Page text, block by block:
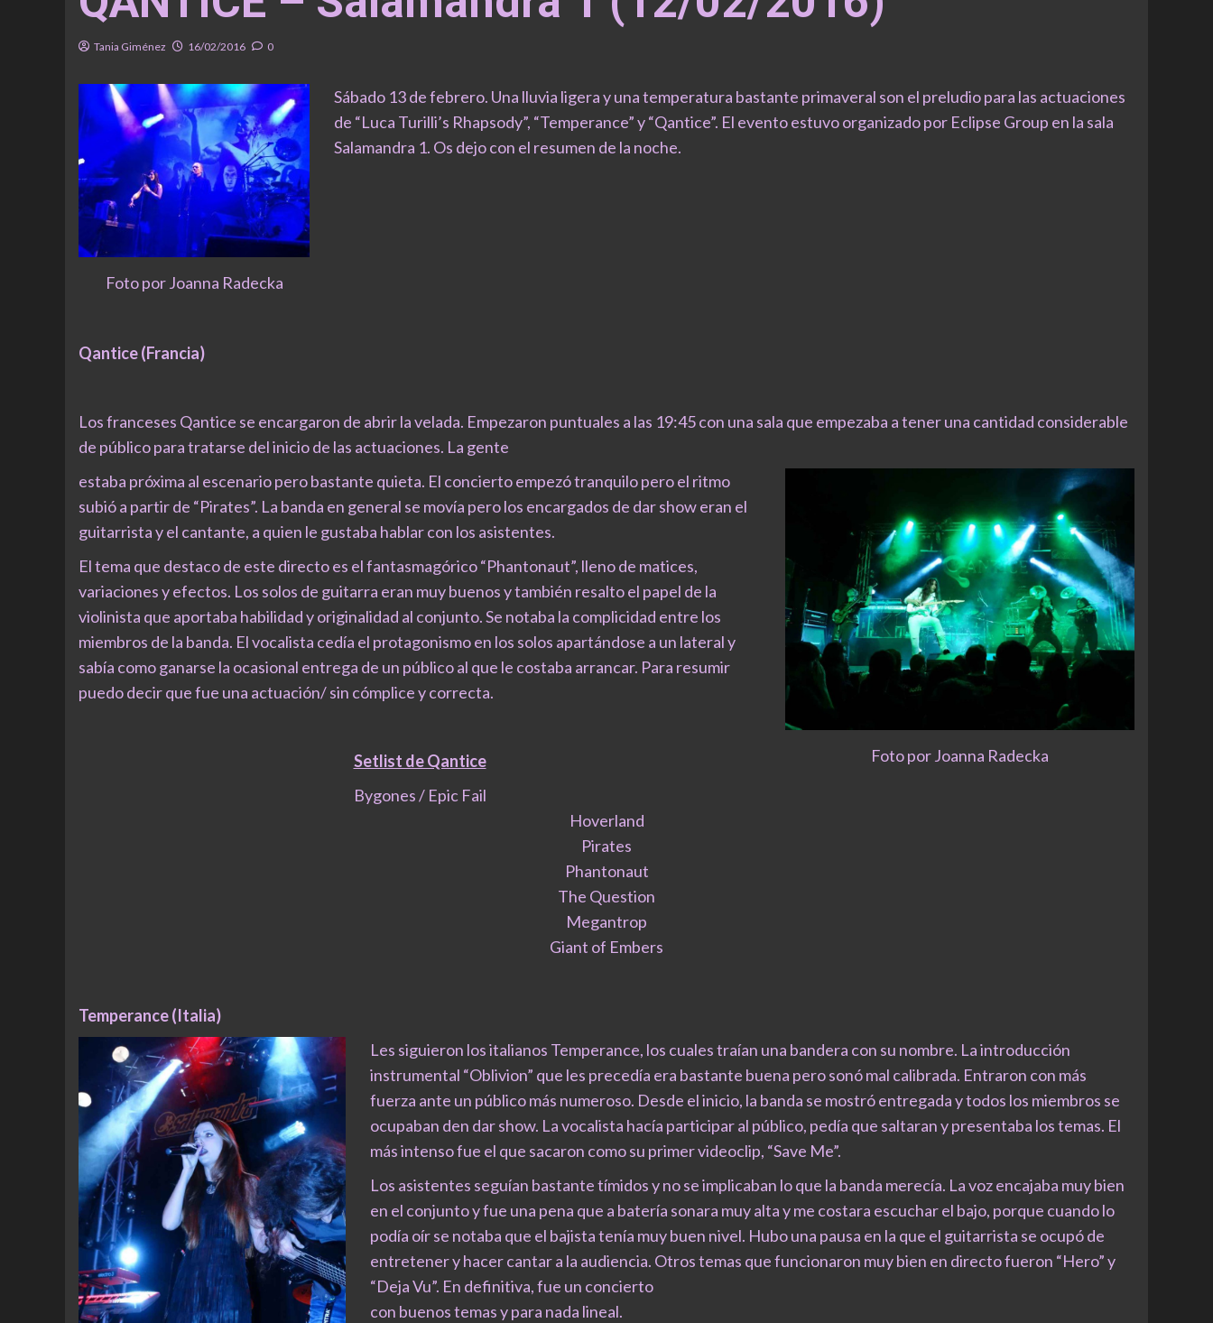
Tania Giménez 16/02/2016 0
Foto por Joanna Radecka
Sábado 13 de febrero. Una lluvia ligera y una temperatura bastante primaveral son el preludio para las actuaciones
de “Luca Turilli’s Rhapsody”, “Temperance” y “Qantice”. El evento estuvo organizado por Eclipse Group en la sala
Salamandra 1. Os dejo con el resumen de la noche.
Qantice (Francia)
Los franceses Qantice se encargaron de abrir la velada. Empezaron puntuales a las 19:45 con una sala que empezaba a tener una cantidad considerable
de público para tratarse del inicio de las actuaciones. La gente
Foto por Joanna Radecka
estaba próxima al escenario pero bastante quieta. El concierto empezó tranquilo pero el ritmo
subió a partir de “Pirates”. La banda en general se movía pero los encargados de dar show eran el
guitarrista y el cantante, a quien le gustaba hablar con los asistentes.
El tema que destaco de este directo es el fantasmagórico “Phantonaut”, lleno de matices,
variaciones y efectos. Los solos de guitarra eran muy buenos y también resalto el papel de la
violinista que aportaba habilidad y originalidad al conjunto. Se notaba la complicidad entre los
miembros de la banda. El vocalista cedía el protagonismo en los solos apartándose a un lateral y
sabía como ganarse la ocasional entrega de un público al que le costaba arrancar. Para resumir
puedo decir que fue una actuación/ sin cómplice y correcta.
Setlist de Qantice
Bygones / Epic Fail
Hoverland
Pirates
Phantonaut
The Question
Megantrop
Giant of Embers
Temperance (Italia)
Les siguieron los italianos Temperance, los cuales traían una bandera con su nombre. La introducción
instrumental “Oblivion” que les precedía era bastante buena pero sonó mal calibrada. Entraron con más
fuerza ante un público más numeroso. Desde el inicio, la banda se mostró entregada y todos los miembros se
ocupaban den dar show. La vocalista hacía participar al público, pedía que saltaran y presentaba los temas. El
más intenso fue el que sacaron como su primer videoclip, “Save Me”.
Los asistentes seguían bastante tímidos y no se implicaban lo que la banda merecía. La voz encajaba muy bien
en el conjunto y fue una pena que a batería sonara muy alta y me costara escuchar el bajo, porque cuando lo
podía oír se notaba que el bajista tenía muy buen nivel. Hubo una pausa en la que el guitarrista se ocupó de
entretener y hacer cantar a la audiencia. Otros temas que funcionaron muy bien en directo fueron “Hero” y
“Deja Vu”. En definitiva, fue un concierto
con buenos temas y para nada lineal.